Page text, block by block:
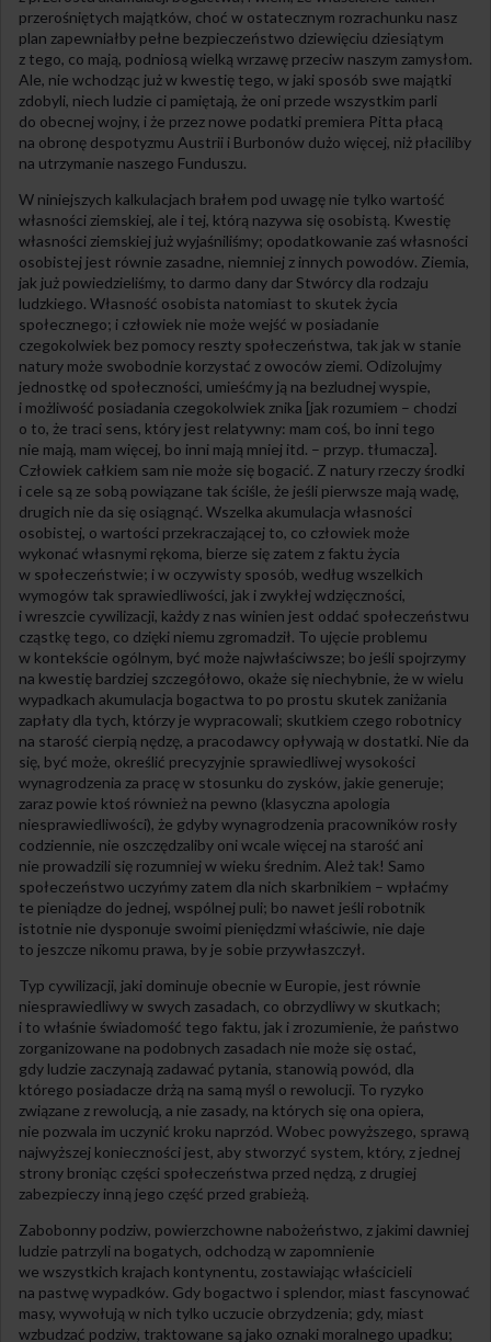
przerośniętych majątków, choć w ostatecznym rozrachunku nasz
plan zapewniałby pełne bezpieczeństwo dziewięciu dziesiątym
z tego, co mają, podniosą wielką wrzawę przeciw naszym zamysłom.
Ale, nie wchodząc już w kwestię tego, w jaki sposób swe majątki
zdobyli, niech ludzie ci pamiętają, że oni przede wszystkim parli
do obecnej wojny, i że przez nowe podatki premiera Pitta płacą
na obronę despotyzmu Austrii i Burbonów dużo więcej, niż płaciliby
na utrzymanie naszego Funduszu.
W niniejszych kalkulacjach brałem pod uwagę nie tylko wartość
własności ziemskiej, ale i tej, którą nazywa się osobistą. Kwestię
własności ziemskiej już wyjaśniliśmy; opodatkowanie zaś własności
osobistej jest równie zasadne, niemniej z innych powodów. Ziemia,
jak już powiedzieliśmy, to darmo dany dar Stwórcy dla rodzaju
ludzkiego. Własność osobista natomiast to skutek życia
społecznego; i człowiek nie może wejść w posiadanie
czegokolwiek bez pomocy reszty społeczeństwa, tak jak w stanie
natury może swobodnie korzystać z owoców ziemi. Odizolujmy
jednostkę od społeczności, umieśćmy ją na bezludnej wyspie,
i możliwość posiadania czegokolwiek znika [jak rozumiem – chodzi
o to, że traci sens, który jest relatywny: mam coś, bo inni tego
nie mają, mam więcej, bo inni mają mniej itd. – przyp. tłumacza].
Człowiek całkiem sam nie może się bogacić. Z natury rzeczy środki
i cele są ze sobą powiązane tak ściśle, że jeśli pierwsze mają wadę,
drugich nie da się osiągnąć. Wszelka akumulacja własności
osobistej, o wartości przekraczającej to, co człowiek może
wykonać własnymi rękoma, bierze się zatem z faktu życia
w społeczeństwie; i w oczywisty sposób, według wszelkich
wymogów tak sprawiedliwości, jak i zwykłej wdzięczności,
i wreszcie cywilizacji, każdy z nas winien jest oddać społeczeństwu
cząstkę tego, co dzięki niemu zgromadził. To ujęcie problemu
w kontekście ogólnym, być może najwłaściwsze; bo jeśli spojrzymy
na kwestię bardziej szczegółowo, okaże się niechybnie, że w wielu
wypadkach akumulacja bogactwa to po prostu skutek zaniżania
zapłaty dla tych, którzy je wypracowali; skutkiem czego robotnicy
na starość cierpią nędzę, a pracodawcy opływają w dostatki. Nie da
się, być może, określić precyzyjnie sprawiedliwej wysokości
wynagrodzenia za pracę w stosunku do zysków, jakie generuje;
zaraz powie ktoś również na pewno (klasyczna apologia
niesprawiedliwości), że gdyby wynagrodzenia pracowników rosły
codziennie, nie oszczędzaliby oni wcale więcej na starość ani
nie prowadzili się rozumniej w wieku średnim. Ależ tak! Samo
społeczeństwo uczyńmy zatem dla nich skarbnikiem – wpłaćmy
te pieniądze do jednej, wspólnej puli; bo nawet jeśli robotnik
istotnie nie dysponuje swoimi pieniędzmi właściwie, nie daje
to jeszcze nikomu prawa, by je sobie przywłaszczył.
Typ cywilizacji, jaki dominuje obecnie w Europie, jest równie
niesprawiedliwy w swych zasadach, co obrzydliwy w skutkach;
i to właśnie świadomość tego faktu, jak i zrozumienie, że państwo
zorganizowane na podobnych zasadach nie może się ostać,
gdy ludzie zaczynają zadawać pytania, stanowią powód, dla
którego posiadacze drżą na samą myśl o rewolucji. To ryzyko
związane z rewolucją, a nie zasady, na których się ona opiera,
nie pozwala im uczynić kroku naprzód. Wobec powyższego, sprawą
najwyższej konieczności jest, aby stworzyć system, który, z jednej
strony broniąc części społeczeństwa przed nędzą, z drugiej
zabezpieczy inną jego część przed grabieżą.
Zabobonny podziw, powierzchowne nabożeństwo, z jakimi dawniej
ludzie patrzyli na bogatych, odchodzą w zapomnienie
we wszystkich krajach kontynentu, zostawiając właścicieli
na pastwę wypadków. Gdy bogactwo i splendor, miast fascynować
masy, wywołują w nich tylko uczucie obrzydzenia; gdy, miast
wzbudzać podziw, traktowane są jako oznaki moralnego upadku;